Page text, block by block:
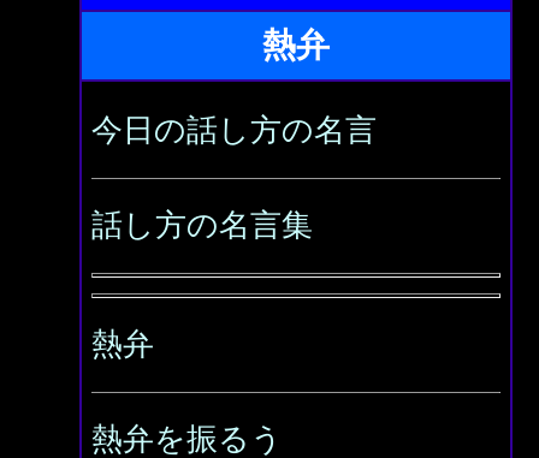
熱弁
今日の話し方の名言
話し方の名言集
熱弁
熱弁を振るう